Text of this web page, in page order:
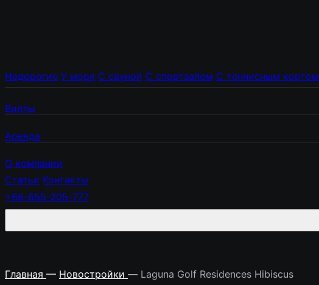
Недорогие У моря С сауной С спортзалом С теннисным кортом
Виллы
Аренда
О компании
Статьи Контакты
+66-655-205-777
Главная — Новостройки — Laguna Golf Residences Hibiscus